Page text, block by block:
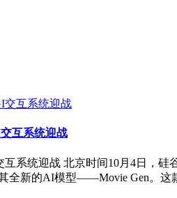
互系统迎战
互系统迎战 北京时间10月4日，
全新的AI模型——Movie Gen。这